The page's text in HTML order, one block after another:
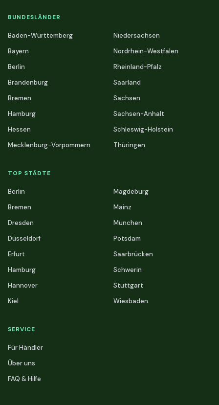
BUNDESLÄNDER
Baden-Württemberg
Bayern
Berlin
Brandenburg
Bremen
Hamburg
Hessen
Mecklenburg-Vorpommern
Niedersachsen
Nordrhein-Westfalen
Rheinland-Pfalz
Saarland
Sachsen
Sachsen-Anhalt
Schleswig-Holstein
Thüringen
TOP STÄDTE
Berlin
Bremen
Dresden
Düsseldorf
Erfurt
Hamburg
Hannover
Kiel
Magdeburg
Mainz
München
Potsdam
Saarbrücken
Schwerin
Stuttgart
Wiesbaden
SERVICE
Für Händler
Über uns
FAQ & Hilfe